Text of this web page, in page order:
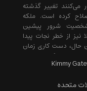
می‌کنند تغییر گذشته
کرده است. ملکه
شرور پیشین
نیز از خطر نجات پیدا
حال، دست کاری زمان
دارد و مدوکس هتر را...
Kimmy
متحده